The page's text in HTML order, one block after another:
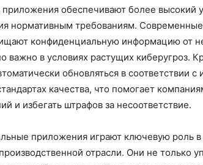
обеспечивают более высокий
нормативным требованиям.
конфиденциальную информацию от
важно в условиях растущих киберугроз.
обновляться в соответствии с
качества, что помогает
и избегать штрафов за несоответствие.
приложения играют ключевую роль
отрасли. Они не только